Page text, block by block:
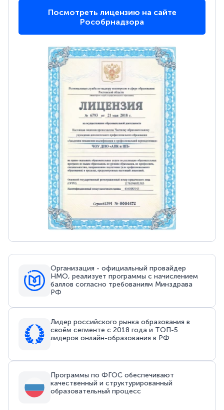
Посмотреть лицензию на сайте
Рособрнадзора
Организация - официальный провайдер
НМО, реализует программы с начислением
баллов согласно требованиям Минздрава
РФ
Лидер российского рынка образования в
своём сегменте с 2018 года и ТОП-5
лидеров онлайн-образования в РФ
Программы по ФГОС обеспечивают
качественный и структурированный
образовательный процесс